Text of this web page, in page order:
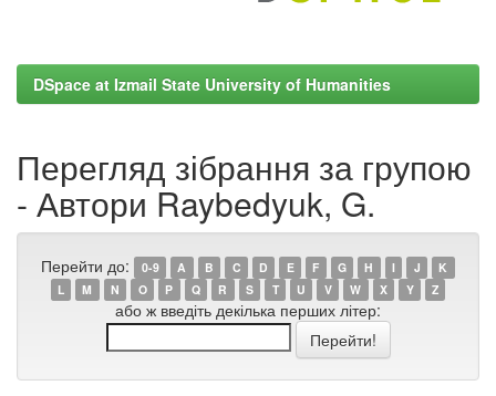
DSpace at Izmail State University of Humanities
Перегляд зібрання за групою
- Автори Raybedyuk, G.
Перейти до: 0-9 A B C D E F G H I J
K
L
M N O P Q R S T U V W X Y Z
або ж введіть декілька перших літер: